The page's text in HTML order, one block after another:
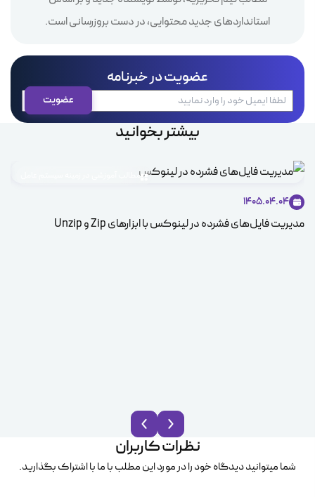
استانداردهای جدید محتوایی، در دست بروزرسانی است.
عضویت در خبرنامه
بیشتر بخوانید
مطالب آموزشی در زمینه سیستم عامل
1405.04.04
مدیریت فایل‌های فشرده در لینوکس با ابزارهای Zip و Unzip
نظرات کاربران
شما میتوانید دیدگاه خود را در مورد این مطلب با ما با اشتراک بگذارید.